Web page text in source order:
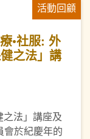
活動回顧
•社服: 外
之法」講
法」講座及
會於紀慶年的